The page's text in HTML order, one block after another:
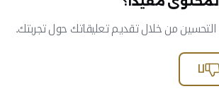
من خلال تقديم تعليقاتك حول تجربتك.
لا